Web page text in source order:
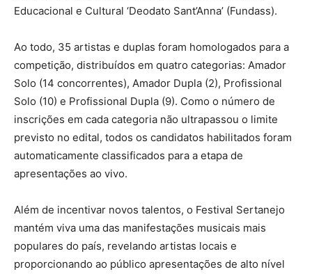
Educacional e Cultural ‘Deodato Sant’Anna’ (Fundass).
Ao todo, 35 artistas e duplas foram homologados para a
competição, distribuídos em quatro categorias: Amador
Solo (14 concorrentes), Amador Dupla (2), Profissional
Solo (10) e Profissional Dupla (9). Como o número de
inscrições em cada categoria não ultrapassou o limite
previsto no edital, todos os candidatos habilitados foram
automaticamente classificados para a etapa de
apresentações ao vivo.
Além de incentivar novos talentos, o Festival Sertanejo
mantém viva uma das manifestações musicais mais
populares do país, revelando artistas locais e
proporcionando ao público apresentações de alto nível